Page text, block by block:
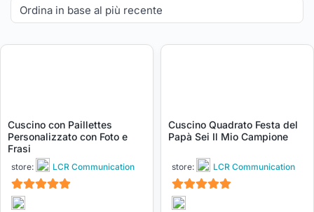
Cuscino con Paillettes
Personalizzato con Foto e
Frasi
store: LCR Communication
5
Cuscino Quadrato Festa del
Papà Sei Il Mio Campione
store: LCR Communication
5